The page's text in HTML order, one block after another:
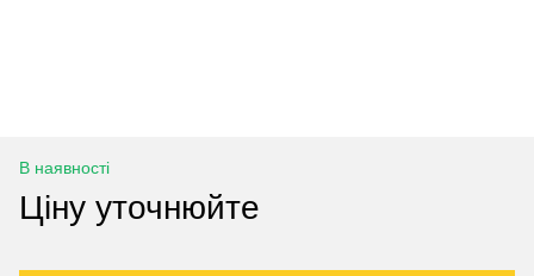
В наявності
Ціну уточнюйте